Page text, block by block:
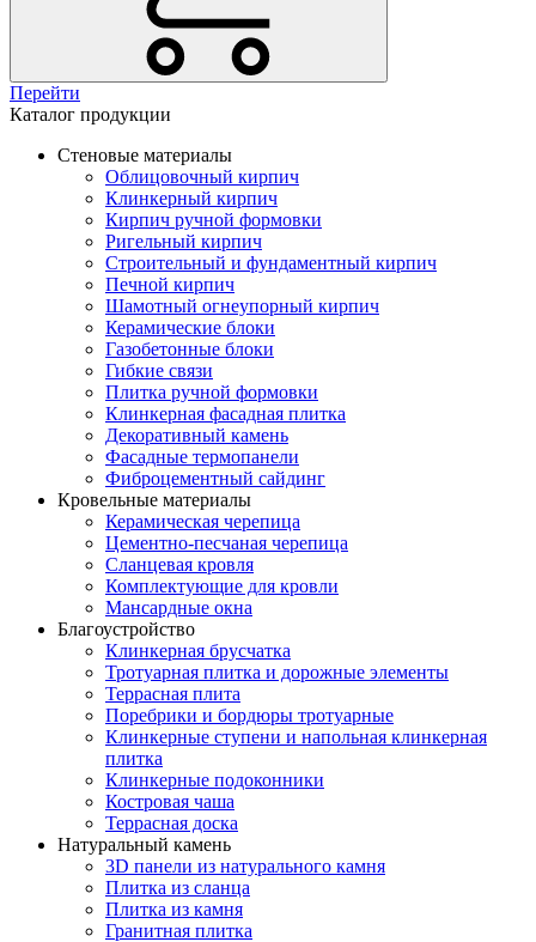
Перейти
Каталог продукции
Стеновые материалы
Облицовочный кирпич
Клинкерный кирпич
Кирпич ручной формовки
Ригельный кирпич
Строительный и фундаментный кирпич
Печной кирпич
Шамотный огнеупорный кирпич
Керамические блоки
Газобетонные блоки
Гибкие связи
Плитка ручной формовки
Клинкерная фасадная плитка
Декоративный камень
Фасадные термопанели
Фиброцементный сайдинг
Кровельные материалы
Керамическая черепица
Цементно-песчаная черепица
Сланцевая кровля
Комплектующие для кровли
Мансардные окна
Благоустройство
Клинкерная брусчатка
Тротуарная плитка и дорожные элементы
Террасная плита
Поребрики и бордюры тротуарные
Клинкерные ступени и напольная клинкерная
плитка
Клинкерные подоконники
Костровая чаша
Террасная доска
Натуральный камень
3D панели из натурального камня
Плитка из сланца
Плитка из камня
Гранитная плитка